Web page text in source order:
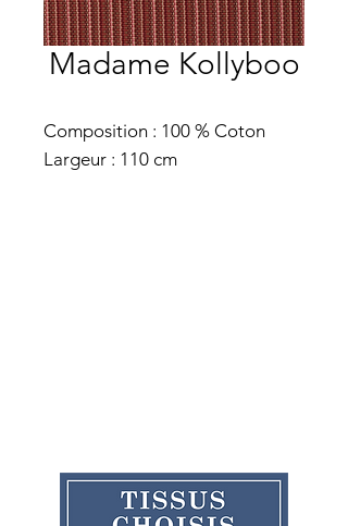
Madame Kollyboo
Composition : 100 % Coton
Largeur : 110 cm